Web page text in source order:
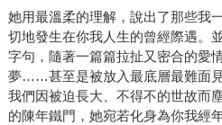
她用最溫柔的理解，說出了那些我
切地發生在你我人生的曾經際遇。
字句，隨著一篇篇拉扯又密合的愛
夢……甚至是被放入最底層最難面
我們因被迫長大、不得不的世故而
的陳年鐵門，她宛若化身為你我經